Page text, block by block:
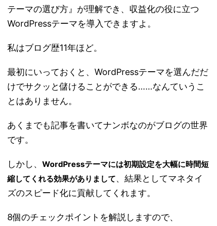
テーマの選び方』が理解でき、収益化の役に立つ
WordPressテーマを導入できますよ。
私はブログ歴11年ほど。
最初にいっておくと、WordPressテーマを選んだだ
けでサクッと儲けることができる……なんていうこ
とはありません。
あくまでも記事を書いてナンボなのがブログの世界
です。
しかし、 WordPressテーマには初期設定を大幅に時間短
縮してくれる効果がありまして、結果としてマネタイ
ズのスピード化に貢献してくれます。
8個のチェックポイントを解説しますので、